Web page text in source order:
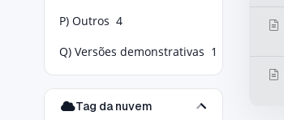
P) Outros 4
Q) Versões demonstrativas 1
Tag da nuvem